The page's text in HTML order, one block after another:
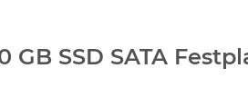
GB SSD SATA